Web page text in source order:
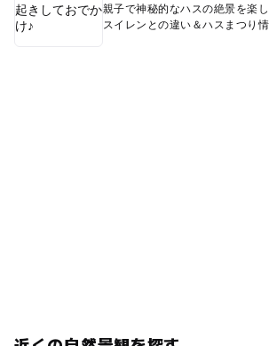
親子で神秘的なハスの絶景を楽し
スイレンとの違い＆ハスまつり